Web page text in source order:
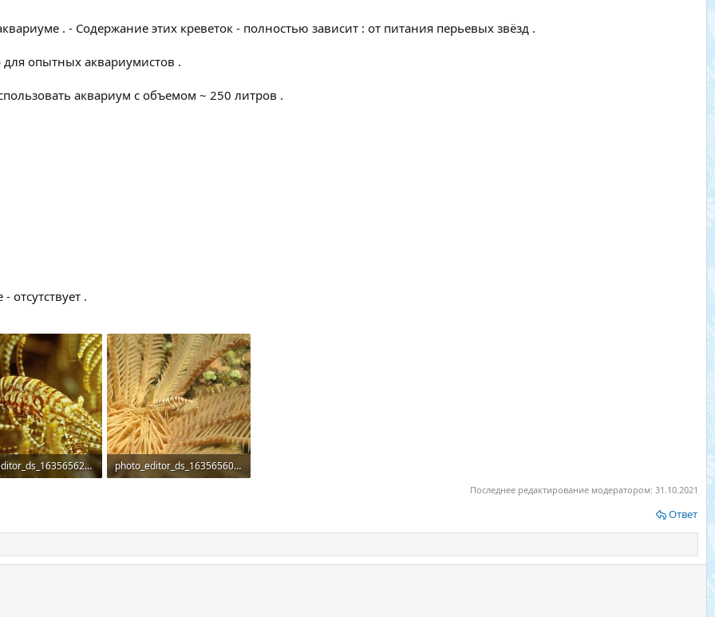
. - Содержание этих креветок - полностью зависит : от питания перьевых звёзд .
для опытных аквариумистов .
аквариум с объемом ~ 250 литров .
.
photo_editor_ds_1635656200275.jpg
photo_editor_ds_1635656090290.jpg
Последнее редактирование модератором: 31.10.2021
Ответ